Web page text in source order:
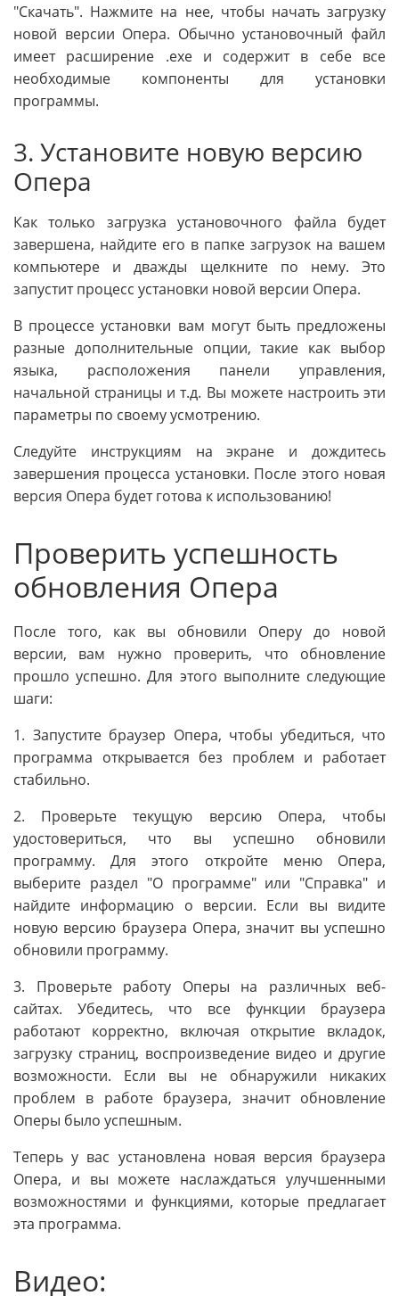
"Скачать". Нажмите на нее, чтобы начать загрузку
новой версии Опера. Обычно установочный файл
имеет расширение .exe и содержит в себе все
необходимые компоненты для установки
программы.
3. Установите новую версию
Опера
Как только загрузка установочного файла будет
завершена, найдите его в папке загрузок на вашем
компьютере и дважды щелкните по нему. Это
запустит процесс установки новой версии Опера.
В процессе установки вам могут быть предложены
разные дополнительные опции, такие как выбор
языка, расположения панели управления,
начальной страницы и т.д. Вы можете настроить эти
параметры по своему усмотрению.
Следуйте инструкциям на экране и дождитесь
завершения процесса установки. После этого новая
версия Опера будет готова к использованию!
Проверить успешность
обновления Опера
После того, как вы обновили Оперу до новой
версии, вам нужно проверить, что обновление
прошло успешно. Для этого выполните следующие
шаги:
1. Запустите браузер Опера, чтобы убедиться, что
программа открывается без проблем и работает
стабильно.
2. Проверьте текущую версию Опера, чтобы
удостовериться, что вы успешно обновили
программу. Для этого откройте меню Опера,
выберите раздел "О программе" или "Справка" и
найдите информацию о версии. Если вы видите
новую версию браузера Опера, значит вы успешно
обновили программу.
3. Проверьте работу Оперы на различных веб-
сайтах. Убедитесь, что все функции браузера
работают корректно, включая открытие вкладок,
загрузку страниц, воспроизведение видео и другие
возможности. Если вы не обнаружили никаких
проблем в работе браузера, значит обновление
Оперы было успешным.
Теперь у вас установлена новая версия браузера
Опера, и вы можете наслаждаться улучшенными
возможностями и функциями, которые предлагает
эта программа.
Видео: